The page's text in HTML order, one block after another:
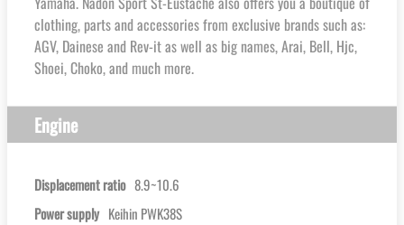
clothing, parts and accessories from exclusive brands such as:
AGV, Dainese and Rev-it as well as big names, Arai, Bell, Hjc,
Shoei, Choko, and much more.
Engine
Displacement ratio 8.9~10.6
Power supply Keihin PWK38S